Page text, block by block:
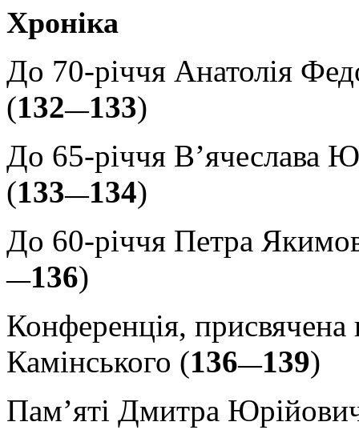
Хроніка
До 70-річчя Анатолія
(132—133)
До 65-річчя В’ячеслава
(133—134)
До 60-річчя Петра
—136)
Конференція, присвячена
Камінського (136—139)
Пам’яті Дмитра